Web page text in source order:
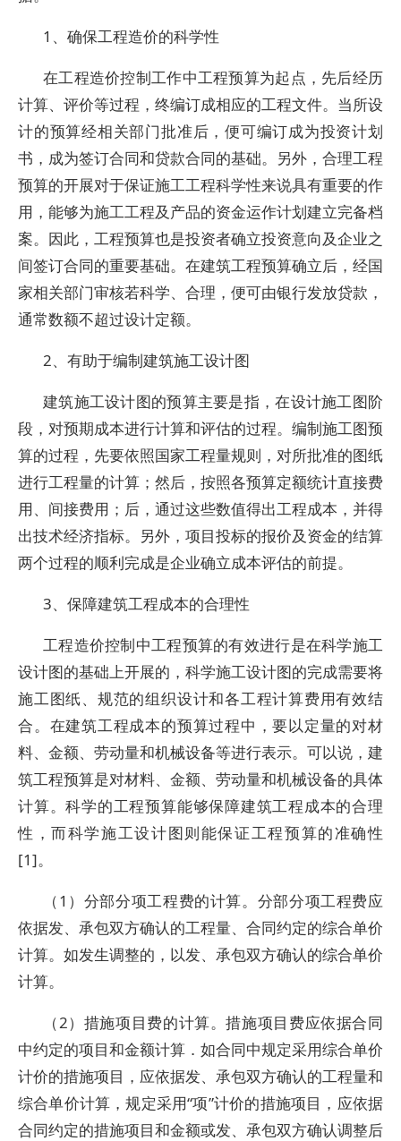
1、确保工程造价的科学性
在工程造价控制工作中工程预算为起点，先后经历
计算、评价等过程，终编订成相应的工程文件。当所设
计的预算经相关部门批准后，便可编订成为投资计划
书，成为签订合同和贷款合同的基础。另外，合理工程
预算的开展对于保证施工工程科学性来说具有重要的作
用，能够为施工工程及产品的资金运作计划建立完备档
案。因此，工程预算也是投资者确立投资意向及企业之
间签订合同的重要基础。在建筑工程预算确立后，经国
家相关部门审核若科学、合理，便可由银行发放贷款，
通常数额不超过设计定额。
2、有助于编制建筑施工设计图
建筑施工设计图的预算主要是指，在设计施工图阶
段，对预期成本进行计算和评估的过程。编制施工图预
算的过程，先要依照国家工程量规则，对所批准的图纸
进行工程量的计算；然后，按照各预算定额统计直接费
用、间接费用；后，通过这些数值得出工程成本，并得
出技术经济指标。另外，项目投标的报价及资金的结算
两个过程的顺利完成是企业确立成本评估的前提。
3、保障建筑工程成本的合理性
工程造价控制中工程预算的有效进行是在科学施工
设计图的基础上开展的，科学施工设计图的完成需要将
施工图纸、规范的组织设计和各工程计算费用有效结
合。在建筑工程成本的预算过程中，要以定量的对材
料、金额、劳动量和机械设备等进行表示。可以说，建
筑工程预算是对材料、金额、劳动量和机械设备的具体
计算。科学的工程预算能够保障建筑工程成本的合理
性，而科学施工设计图则能保证工程预算的准确性
[1]。
（1）分部分项工程费的计算。分部分项工程费应
依据发、承包双方确认的工程量、合同约定的综合单价
计算。如发生调整的，以发、承包双方确认的综合单价
计算。
（2）措施项目费的计算。措施项目费应依据合同
中约定的项目和金额计算．如合同中规定采用综合单价
计价的措施项目，应依据发、承包双方确认的工程量和
综合单价计算，规定采用“项”计价的措施项目，应依据
合同约定的措施项目和金额或发、承包双方确认调整后